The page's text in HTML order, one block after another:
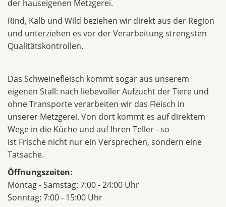
der hauseigenen Metzgerei.
Rind, Kalb und Wild beziehen wir direkt aus der Region
und unterziehen es vor der Verarbeitung strengsten
Qualitätskontrollen.
Das Schweinefleisch kommt sogar aus unserem
eigenen Stall: nach liebevoller Aufzucht der Tiere und
ohne Transporte verarbeiten wir das Fleisch in
unserer Metzgerei. Von dort kommt es auf direktem
Wege in die Küche und auf Ihren Teller - so
ist Frische nicht nur ein Versprechen, sondern eine
Tatsache.
Öffnungszeiten:
Montag - Samstag: 7:00 - 24:00 Uhr
Sonntag: 7:00 - 15:00 Uhr